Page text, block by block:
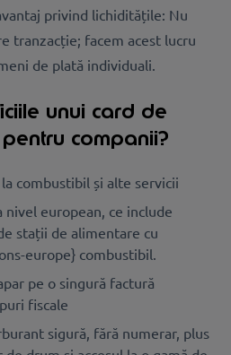
privind lichiditățile: Nu
tranzacție; facem acest lucru
de plată individuali.
unui card de
companii?
combustibil și alte servicii
nivel european, ce include
stații de alimentare cu
europe} combustibil.
pe o singură factură
fiscale
sigură, fără numerar, plus